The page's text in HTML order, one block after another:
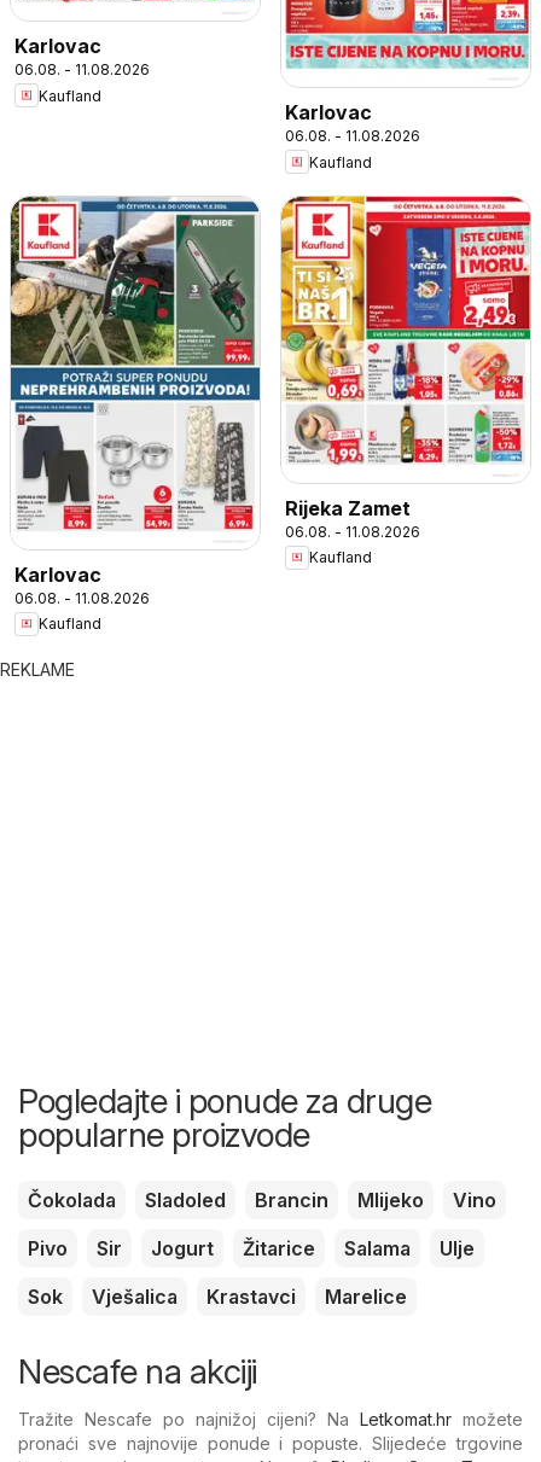
Karlovac
06.08. - 11.08.2026
Kaufland
Karlovac
06.08. - 11.08.2026
Kaufland
Karlovac
06.08. - 11.08.2026
Kaufland
Rijeka Zamet
06.08. - 11.08.2026
Kaufland
REKLAME
Pogledajte i ponude za druge
popularne proizvode
Čokolada Sladoled Brancin Mlijeko
Vino
Pivo
Sir Jogurt Žitarice Salama
Ulje
Sok
Vješalica Krastavci Marelice
Nescafe na akciji
Tražite Nescafe po najnižoj cijeni? Na Letkomat.hr možete
pronaći sve najnovije ponude i popuste. Slijedeće trgovine